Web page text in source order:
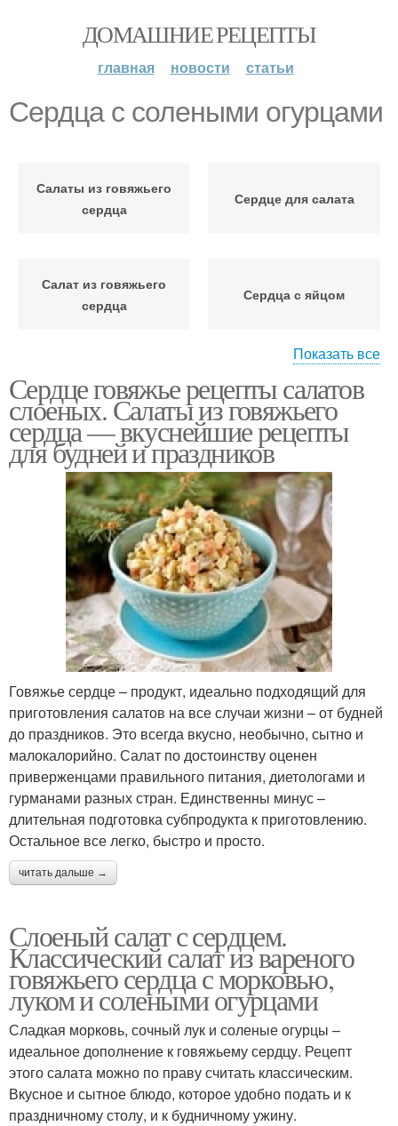
ДОМАШНИЕ РЕЦЕПТЫ
главная новости статьи
Сердца с солеными огурцами
Салаты из говяжьего
сердца
Сердце для салата
Салат из говяжьего
сердца
Сердца с яйцом
сердцем
Соленые огурцы
Сердца со свежими
огурцами
салат из говяжьего
сердца
Салат с сердцем Сердца с морковью
Салаты из свиного
сердца
Свиные сердца
Салат из свиного
сердца
Соленые огурцовы
Салат со свиным
сердцем
Салат с отварным
сердцем
Сердца с горошком Рецепты с огурцами
Показать все
Сердце говяжье рецепты салатов
слоеных. Салаты из говяжьего
сердца — вкуснейшие рецепты
для будней и праздников
Говяжье сердце – продукт, идеально подходящий для
приготовления салатов на все случаи жизни – от будней
до праздников. Это всегда вкусно, необычно, сытно и
малокалорийно. Салат по достоинству оценен
приверженцами правильного питания, диетологами и
гурманами разных стран. Единственны минус –
длительная подготовка субпродукта к приготовлению.
Остальное все легко, быстро и просто.
читать дальше →
Слоеный салат с сердцем.
Классический салат из вареного
говяжьего сердца с морковью,
луком и солеными огурцами
Сладкая морковь, сочный лук и соленые огурцы –
идеальное дополнение к говяжьему сердцу. Рецепт
этого салата можно по праву считать классическим.
Вкусное и сытное блюдо, которое удобно подать и к
праздничному столу, и к будничному ужину.